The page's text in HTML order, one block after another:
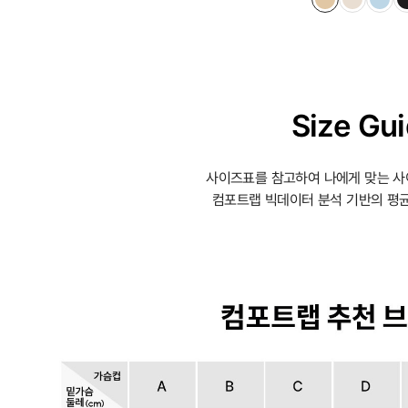
Size
사이즈표를 참고하여 나에게 맞는
컴포트랩 빅데이터 분석 기반의 평